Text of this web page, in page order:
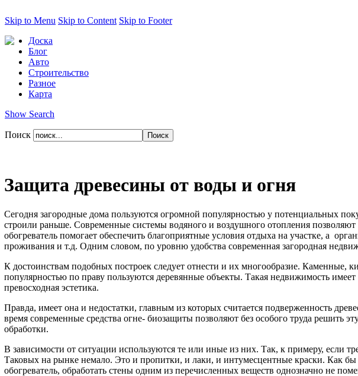
Skip to Menu Skip to Content Skip to Footer
Доска
Блог
Авто
Строительство
Разное
Карта
Show Search
Поиск
Защита древесины от воды и огня
Сегодня загородные дома пользуются огромной популярностью у потенциальных
строили раньше. Современные системы водяного и воздушного отопления
обогреватель помогает обеспечить благоприятные условия отдыха на участке, а
проживания и т.д. Одним словом, по уровню удобства современная загородная
К достоинствам подобных построек следует отнести и их многообразие.
популярностью по праву пользуются деревянные объекты. Такая недвижимость
превосходная эстетика.
Правда, имеет она и недостатки, главным из которых считается подверженность
время современные средства огне- биозащиты позволяют без особого труда решить
обработки.
В зависимости от ситуации используются те или иные из них. Так, к примеру, если
Таковых на рынке немало. Это и пропитки, и лаки, и интумесцентные краски. Как
обогреватель, обработать стены одним из перечисленных веществ однозначно не